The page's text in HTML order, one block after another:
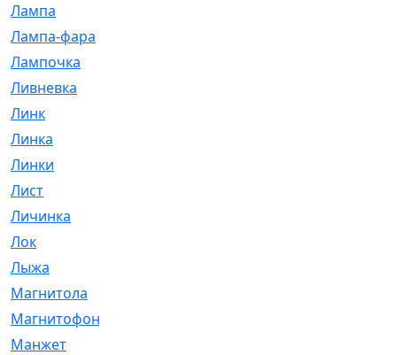
Лампа
Лампа-фара
Лампочка
Ливневка
Линк
Линка
Линки
Лист
Личинка
Лок
Лыжа
Магнитола
Магнитофон
Манжет